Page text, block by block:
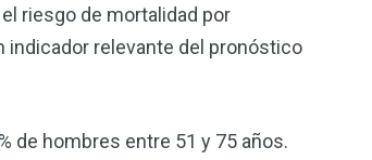
riesgo de mortalidad por
indicador relevante del pronóstico
de hombres entre 51 y 75 años.
rutina de salud.
el VSM puede hacer por su salud!
AHORA